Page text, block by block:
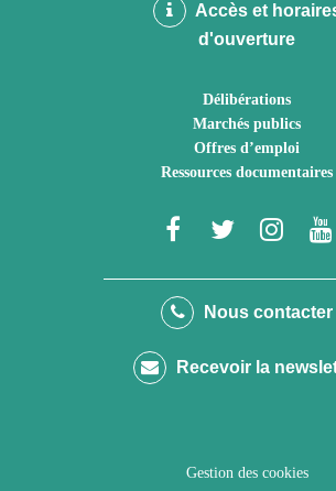
Accès et
d'ouverture
Délibérations
Marchés publics
Offres d’emploi
Ressources documentaires
Lien
le
Facebook
Lien
le
Twitter
Lien
le
Nous contacter
Recevoir la
Gestion des cookies